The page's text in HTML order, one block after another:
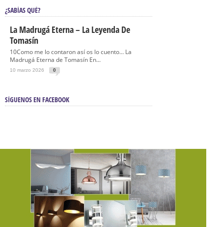
¿SABÍAS QUÉ?
La Madrugá Eterna – La Leyenda De
Tomasín
10Como me lo contaron así os lo cuento… La
Madrugá Eterna de Tomasín En...
10 marzo 2026 0
SÍGUENOS EN FACEBOOK